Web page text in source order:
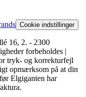
Cookie indstillinger
16, 2. - 2300
forbeholdes |
tryk- og korrekturfejl
opmærksom på at din
Elgiganten har